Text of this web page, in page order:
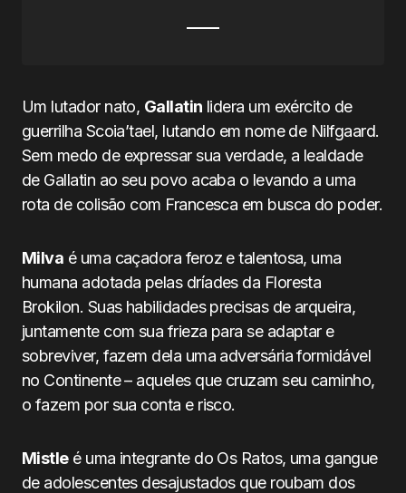
Um lutador nato, Gallatin lidera um exército de
guerrilha Scoia’tael, lutando em nome de Nilfgaard.
Sem medo de expressar sua verdade, a lealdade
de Gallatin ao seu povo acaba o levando a uma
rota de colisão com Francesca em busca do poder.
Milva é uma caçadora feroz e talentosa, uma
humana adotada pelas dríades da Floresta
Brokilon. Suas habilidades precisas de arqueira,
juntamente com sua frieza para se adaptar e
sobreviver, fazem dela uma adversária formidável
no Continente – aqueles que cruzam seu caminho,
o fazem por sua conta e risco.
Mistleé uma integrante do Os Ratos, uma gangue
de adolescentes desajustados que roubam dos